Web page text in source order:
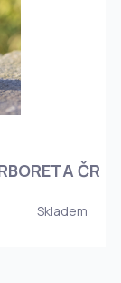
ČR
Skladem